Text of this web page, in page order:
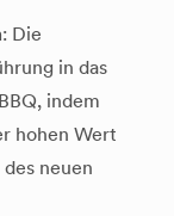
: Die
in das
indem
hohen Wert
neuen